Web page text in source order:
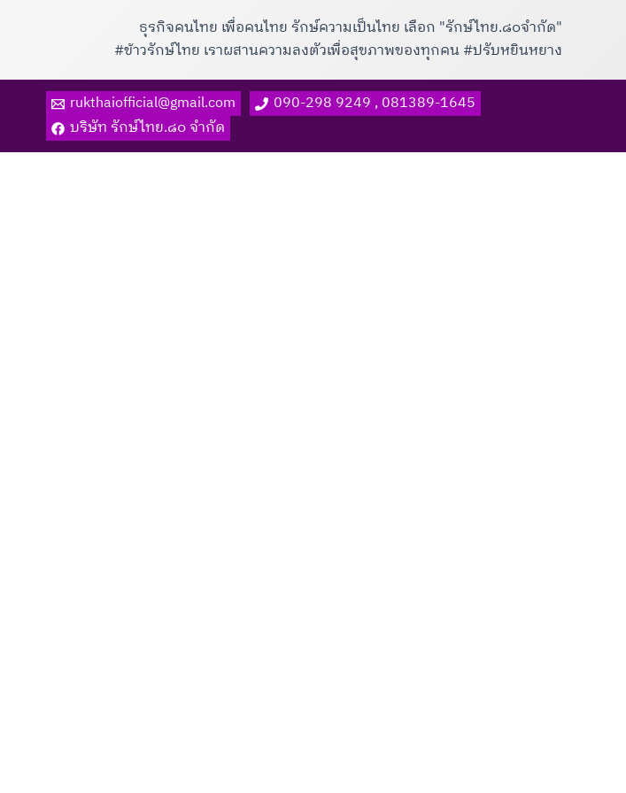
ธุรกิจคนไทย เพื่อคนไทย รักษ์ความเป็นไทย เลือก "รักษ์ไทย.๘๐จำกัด"
#ข้าวรักษ์ไทย เราผสานความลงตัวเพื่อสุขภาพของทุกคน #ปรับหยินหยาง
rukthaiofficial@gmail.com
090-298 9249 , 081389-1645
บริษัท รักษ์ไทย.๘๐ จำกัด